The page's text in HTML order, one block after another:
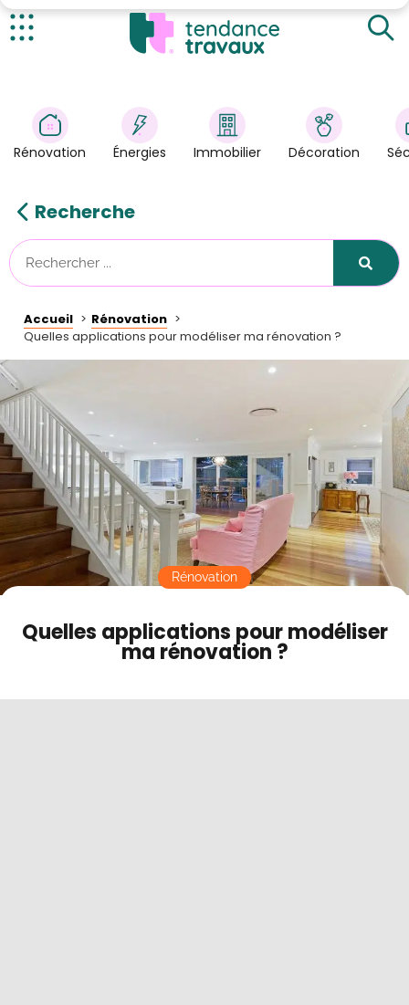
Énergies
Immobilier
Astuces/DIY
Tendance Travaux
Kit partenaire
À propos
Contact
Mode sombre
Rénovation Énergies Immobilier Décoration
Recherche
Accueil
Rénovation
Quelles applications pour modéliser ma rénovation ?
HomeStyler
Home Design 3D
Magicplan
Quelles applications pour modéliser
ma rénovation ?
Rénovation